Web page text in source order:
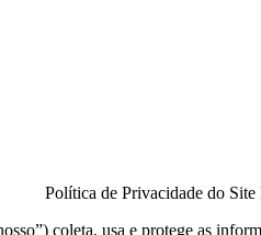
Política de Privacidade do
coleta, usa e protege as